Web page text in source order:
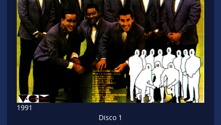
1991
Disco 1